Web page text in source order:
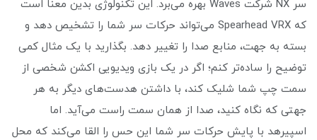
سر NX شرکت Waves بهره می‌برد. این تکنولوژی بدین معنا است
که Spearhead VRX می‌تواند حرکات سر شما را تشخیص دهد و
بسته به جهت، منابع صدا را تغییر دهد. بگذارید با یک مثال کمی
توضیح را ساده‌تر کنم؛ اگر در یک بازی ویدیویی اکشن شخصی از
سمت چپ شما شلیک کند، با داشتن هدست‌های دیگر به هر
جهتی که نگاه کنید، صدا از همان سمت راست می‌آید. اما
اسپیرهد با پایش حرکات سر شما این حس را القا می‌کند که محل